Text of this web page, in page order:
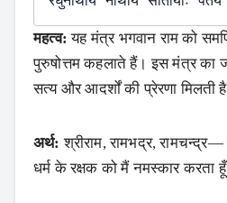
महत्व: यह मंत्र भगवान राम को
पुरुषोत्तम कहलाते हैं। इस मंत्र का
सत्य और आदर्शों की प्रेरणा मिलती
अर्थ: श्रीराम, रामभद्र,
धर्म के रक्षक को मैं नमस्कार करता